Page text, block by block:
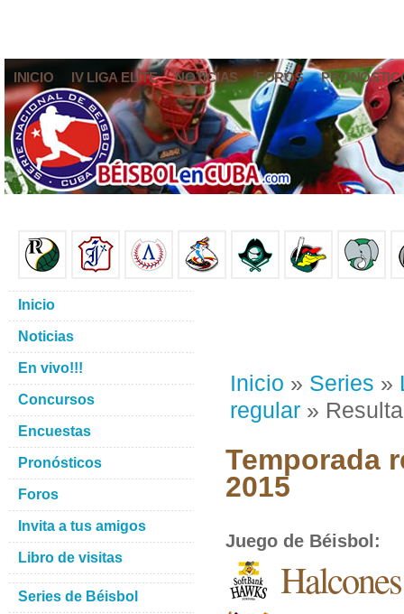
INICIO IV LIGA ELITE NOTICIAS FOROS
Inicio » Series »
regular »
Temporada
2015
Juego de Béisbol :
Inicio
Noticias
En vivo!!!
Concursos
Encuestas
Pronósticos
Foros
Invita a tus amigos
Libro de visitas
Series de Béisbol